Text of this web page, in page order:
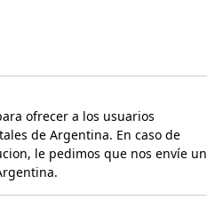
ofrecer a los usuarios
de Argentina. En caso de
le pedimos que nos envíe un